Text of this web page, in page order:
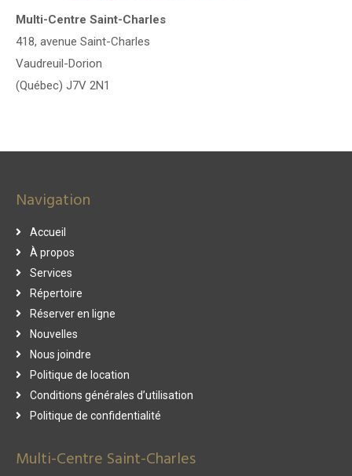
Multi-Centre Saint-Charles
418, avenue Saint-Charles
Vaudreuil-Dorion
(Québec) J7V 2N1
Navigation
Accueil
À propos
Services
Répertoire
Réserver en ligne
Nouvelles
Nous joindre
Politique de location
Conditions générales d’utilisation
Politique de confidentialité
Multi-Centre Saint-Charles